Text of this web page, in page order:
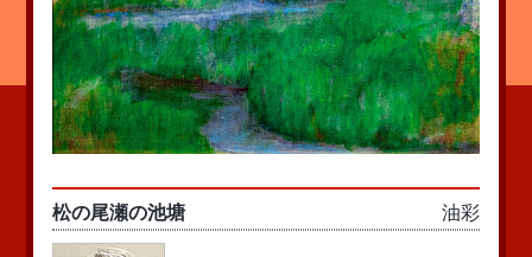
松の尾瀬の池塘 油彩